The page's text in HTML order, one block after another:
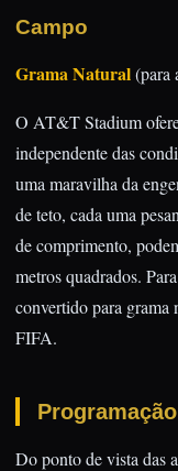
Campo
Grama Natural(para
O AT&T Stadium
independente das
uma maravilha da
de teto, cada uma
de comprimento,
metros quadrados.
convertido para grama
FIFA.
Do ponto de vista das